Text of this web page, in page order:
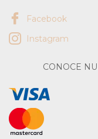
Facebook
Instagram
CONOCE